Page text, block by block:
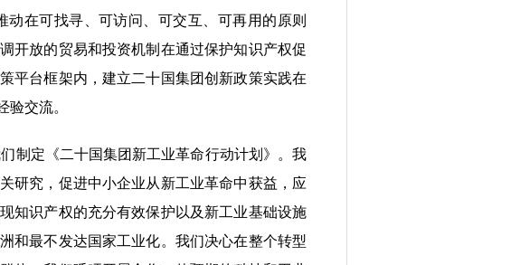
在可找寻、可访问、可交互、可再用的原则
开放的贸易和投资机制在通过保护知识产权促
平台框架内，建立二十国集团创新政策实践在
交流。
定《二十国集团新工业革命行动计划》。我
研究，促进中小企业从新工业革命中获益，应
知识产权的充分有效保护以及新工业基础设施
和最不发达国家工业化。我们决心在整个转型